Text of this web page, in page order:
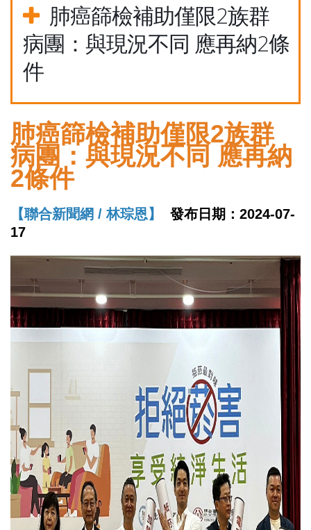
肺癌篩檢補助僅限2族群
病團：與現況不同 應再納2條
件
肺癌篩檢補助僅限2族群
病團：與現況不同 應再納
2條件
【聯合新聞網 / 林琮恩】
發布日期：2024-07-
17